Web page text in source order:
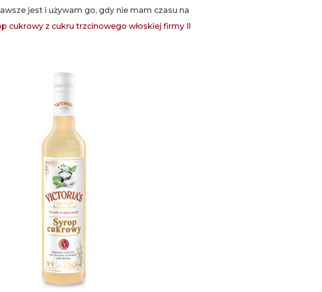
jest i używam go, gdy nie mam czasu na
cukrowy z cukru trzcinowego włoskiej firmy Il